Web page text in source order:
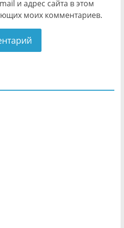
и адрес сайта в этом
моих комментариев.